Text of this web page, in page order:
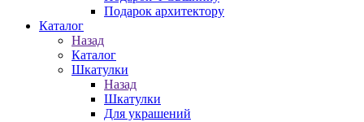
Подарок архитектору
Каталог
Назад
Каталог
Шкатулки
Назад
Шкатулки
Для украшений